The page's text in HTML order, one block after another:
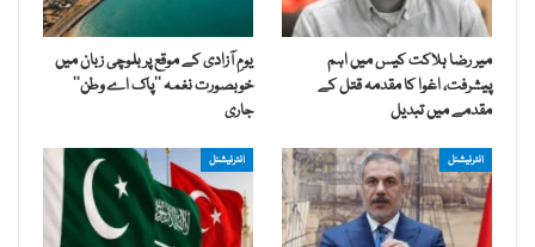
میر رضا ہلاکت کیس میں اہم
پیشرفت، اغوا کا مقدمہ قتل کے
مقدمے میں تبدیل
یومِ آزادی کے موقع پر بلوچی زبان میں
خوبصورت نغمہ ’’پاک اے وطن‘‘
جاری
انٹرنیشنل انٹرنیشنل